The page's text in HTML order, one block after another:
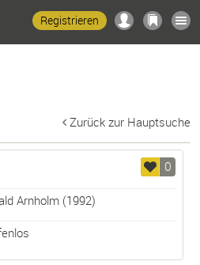
Registrieren
Zurück zur Hauptsuche
0
Arnholm(1992)